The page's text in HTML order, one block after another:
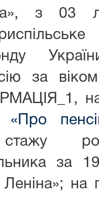
з 03
за
«Про
стажу
за
Леніна»; на